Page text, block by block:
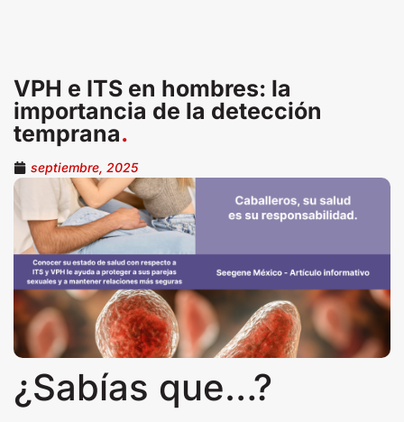
VPH e ITS en hombres: la
importancia de la detección
temprana.
septiembre, 2025
¿Sabías que…?